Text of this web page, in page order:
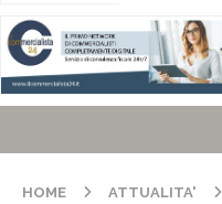
HOME ATTUALITA'